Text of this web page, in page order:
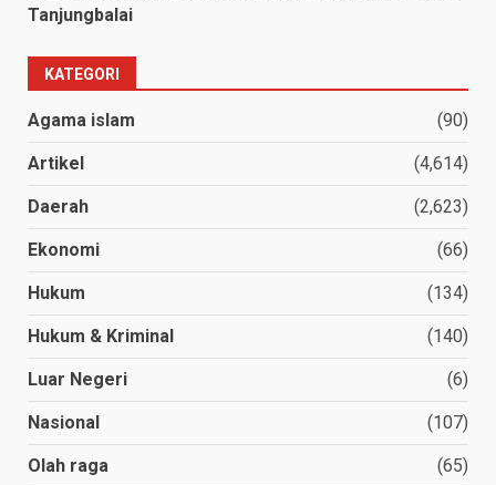
Tanjungbalai
KATEGORI
Agama islam (90)
Artikel (4,614)
Daerah (2,623)
Ekonomi (66)
Hukum (134)
Hukum & Kriminal (140)
Luar Negeri (6)
Nasional (107)
Olah raga (65)